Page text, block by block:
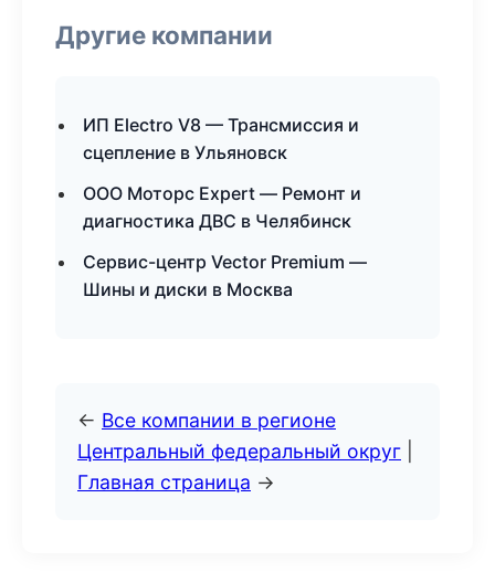
Другие компании
ИП Electro V8 — Трансмиссия и
сцепление в Ульяновск
ООО Моторс Expert — Ремонт и
диагностика ДВС в Челябинск
Сервис-центр Vector Premium —
Шины и диски в Москва
← Все компании в регионе
Центральный федеральный округ
Главная страница →